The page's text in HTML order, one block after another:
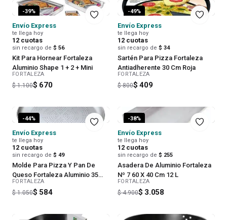
-39%
Envío Express
te llega hoy
12 cuotas
sin recargo de $ 56
Kit Para Hornear Fortaleza
Aluminio Shape 1 + 2 + Mini
FORTALEZA
$ 1.100$ 670
-49%
Envío Express
te llega hoy
12 cuotas
sin recargo de $ 34
Sartén Para Pizza Fortaleza
Antiadherente 30 Cm Roja
FORTALEZA
$ 800$ 409
-44%
Envío Express
te llega hoy
12 cuotas
sin recargo de $ 49
Molde Para Pizza Y Pan De
Queso Fortaleza Aluminio 35
Cm Perforado
FORTALEZA
$ 1.050$ 584
-38%
Envío Express
te llega hoy
12 cuotas
sin recargo de $ 255
Asadera De Aluminio Fortaleza
Nº 7 60 X 40 Cm 12 L
FORTALEZA
$ 4.900$ 3.058